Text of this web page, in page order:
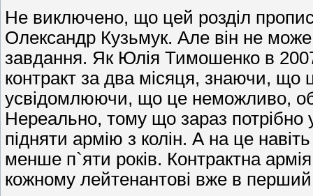
Не виключено, що цей розділ
Олександр Кузьмук. Але він не може
завдання. Як Юлія Тимошенко в
контракт за два місяця, знаючи, що
усвідомлюючи, що це неможливо,
Нереально, тому що зараз потрібно
підняти армію з колін. А на це
менше п`яти років. Контрактна
кожному лейтенантові вже в